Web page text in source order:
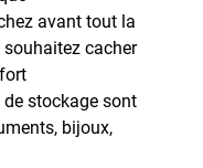
avant tout la
cacher
stockage sont
bijoux,